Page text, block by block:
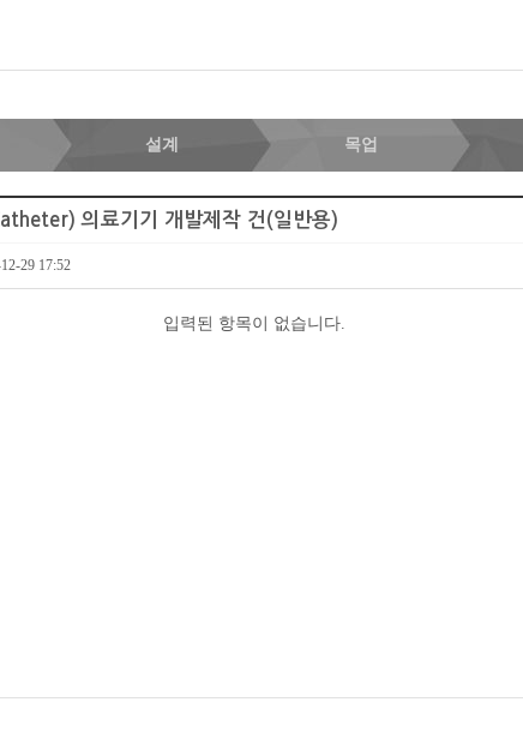
설계 목업
의료기기 개발제작 건(일반용)
29 17:52
입력된 항목이 없습니다.